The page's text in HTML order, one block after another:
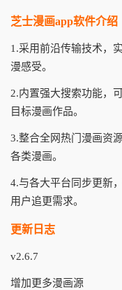
芝士漫画app软件介绍
1.采用前沿传输技术，
漫感受。
2.内置强大搜索功能，
目标漫画作品。
3.整合全网热门漫画资
各类漫画。
4.与各大平台同步更新
用户追更需求。
更新日志
v2.6.7
增加更多漫画源